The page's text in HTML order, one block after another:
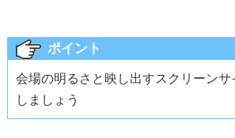
ポイント
会場の明るさと映し出すスクリーン
しましょう